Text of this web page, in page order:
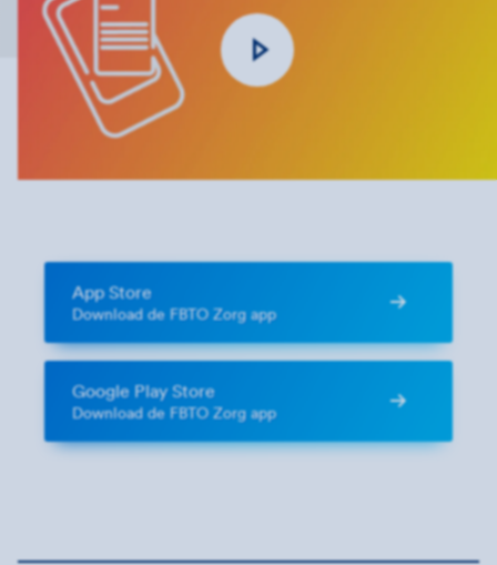
App Store
Download de FBTO Zorg app
Google Play Store
Download de FBTO Zorg app